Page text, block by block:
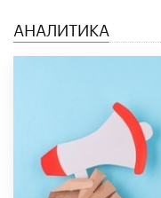
АНАЛИТИКА